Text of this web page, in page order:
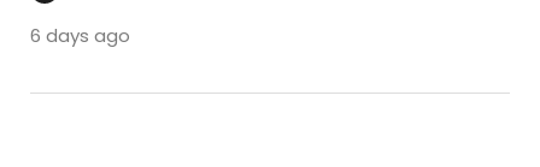
6 days ago